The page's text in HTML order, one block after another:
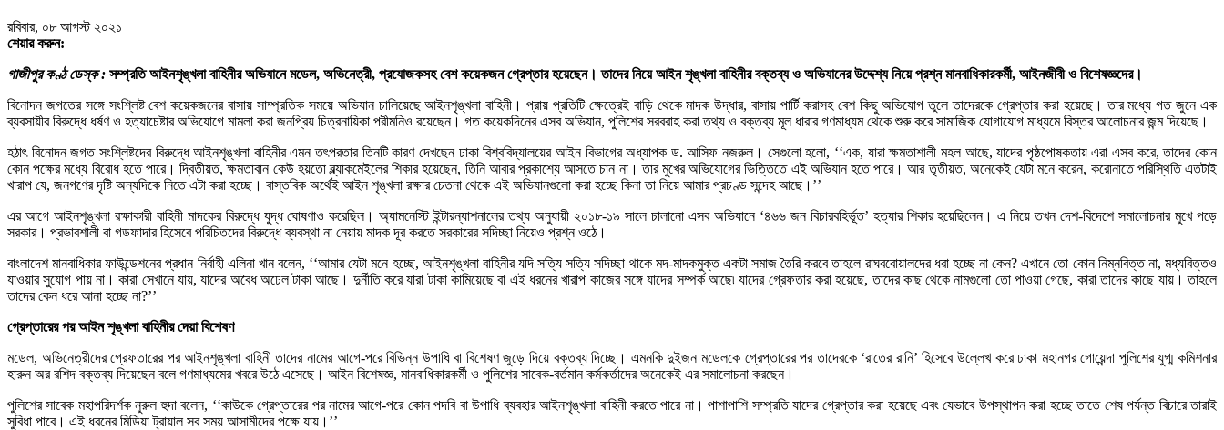
রবিবার, ০৮ আগস্ট ২০২১
শেয়ার করুন:
গাজীপুর কণ্ঠ ডেস্ক : সম্প্রতি আইনশৃঙ্খলা বাহিনীর অভিযানে মডেল, অভিনেত্রী, প্রযোজকসহ বেশ কয়েকজন গ্রেপ্তার হয়েছেন। তাদের নিয়ে আইন শৃঙ্খলা বাহিনীর বক্তব্য ও অভিযানের উদ্দেশ্য নিয়ে প্রশ্ন মানবাধিকারকর্মী, আইনজীবী ও বিশেষজ্ঞদের।
বিনোদন জগতের সঙ্গে সংশ্লিষ্ট বেশ কয়েকজনের বাসায় সাম্প্রতিক সময়ে অভিযান চালিয়েছে আইনশৃঙ্খলা বাহিনী। প্রায় প্রতিটি ক্ষেত্রেই বাড়ি থেকে মাদক উদ্ধার, বাসায় পার্টি করাসহ বেশ কিছু অভিযোগ তুলে তাদেরকে গ্রেপ্তার করা হয়েছে। তার মধ্যে গত জুনে এক
ব্যবসায়ীর বিরুদ্ধে ধর্ষণ ও হত্যাচেষ্টার অভিযোগে মামলা করা জনপ্রিয় চিত্রনায়িকা পরীমনিও রয়েছেন। গত কয়েকদিনের এসব অভিযান, পুলিশের সরবরাহ করা তথ্য ও বক্তব্য মূল ধারার গণমাধ্যম থেকে শুরু করে সামাজিক যোগাযোগ মাধ্যমে বিস্তর আলোচনার জন্ম দিয়েছে।
হঠাৎ বিনোদন জগত সংশ্লিষ্টদের বিরুদ্ধে আইনশৃঙ্খলা বাহিনীর এমন তৎপরতার তিনটি কারণ দেখছেন ঢাকা বিশ্ববিদ্যালয়ের আইন বিভাগের অধ্যাপক ড. আসিফ নজরুল। সেগুলো হলো, ‘‘এক, যারা ক্ষমতাশালী মহল আছে, যাদের পৃষ্ঠপোষকতায় এরা এসব করে, তাদের কোন
কোন পক্ষের মধ্যে বিরোধ হতে পারে। দ্বিতীয়ত, ক্ষমতাবান কেউ হয়তো ব্ল্যাকমেইলের শিকার হয়েছেন, তিনি আবার প্রকাশ্যে আসতে চান না। তার মুখের অভিযোগের ভিত্তিতে এই অভিযান হতে পারে। আর তৃতীয়ত, অনেকেই যেটা মনে করেন, করোনাতে পরিস্থিতি এতটাই
খারাপ যে, জনগণের দৃষ্টি অন্যদিকে নিতে এটা করা হচ্ছে। বাস্তবিক অর্থেই আইন শৃঙ্খলা রক্ষার চেতনা থেকে এই অভিযানগুলো করা হচ্ছে কিনা তা নিয়ে আমার প্রচণ্ড সন্দেহ আছে।’’
এর আগে আইনশৃঙ্খলা রক্ষাকারী বাহিনী মাদকের বিরুদ্ধে যুদ্ধ ঘোষণাও করেছিল। অ্যামনেস্টি ইন্টারন্যাশনালের তথ্য অনুযায়ী ২০১৮-১৯ সালে চালানো এসব অভিযানে ‘৪৬৬ জন বিচারবহির্ভূত’ হত্যার শিকার হয়েছিলেন। এ নিয়ে তখন দেশ-বিদেশে সমালোচনার মুখে পড়ে
সরকার। প্রভাবশালী বা গডফাদার হিসেবে পরিচিতদের বিরুদ্ধে ব্যবস্থা না নেয়ায় মাদক দূর করতে সরকারের সদিচ্ছা নিয়েও প্রশ্ন ওঠে।
বাংলাদেশ মানবাধিকার ফাউন্ডেশনের প্রধান নির্বাহী এলিনা খান বলেন, ‘‘আমার যেটা মনে হচ্ছে, আইনশৃঙ্খলা বাহিনীর যদি সত্যি সত্যি সদিচ্ছা থাকে মদ-মাদকমুক্ত একটা সমাজ তৈরি করবে তাহলে রাঘববোয়ালদের ধরা হচ্ছে না কেন? এখানে তো কোন নিম্নবিত্ত না, মধ্যবিত্তও
যাওয়ার সুযোগ পায় না। কারা সেখানে যায়, যাদের অবৈধ অঢেল টাকা আছে। দুর্নীতি করে যারা টাকা কামিয়েছে বা এই ধরনের খারাপ কাজের সঙ্গে যাদের সম্পর্ক আছে৷ যাদের গ্রেফতার করা হয়েছে, তাদের কাছ থেকে নামগুলো তো পাওয়া গেছে, কারা তাদের কাছে যায়। তাহলে
তাদের কেন ধরে আনা হচ্ছে না?’’
গ্রেপ্তারের পর আইন শৃঙ্খলা বাহিনীর দেয়া বিশেষণ
মডেল, অভিনেত্রীদের গ্রেফতারের পর আইনশৃঙ্খলা বাহিনী তাদের নামের আগে-পরে বিভিন্ন উপাধি বা বিশেষণ জুড়ে দিয়ে বক্তব্য দিচ্ছে। এমনকি দুইজন মডেলকে গ্রেপ্তারের পর তাদেরকে ‘রাতের রানি’ হিসেবে উল্লেখ করে ঢাকা মহানগর গোয়েন্দা পুলিশের যুগ্ম কমিশনার
হারুন অর রশিদ বক্তব্য দিয়েছেন বলে গণমাধ্যমের খবরে উঠে এসেছে। আইন বিশেষজ্ঞ, মানবাধিকারকর্মী ও পুলিশের সাবেক-বর্তমান কর্মকর্তাদের অনেকেই এর সমালোচনা করছেন।
পুলিশের সাবেক মহাপরিদর্শক নুরুল হুদা বলেন, ‘‘কাউকে গ্রেপ্তারের পর নামের আগে-পরে কোন পদবি বা উপাধি ব্যবহার আইনশৃঙ্খলা বাহিনী করতে পারে না। পাশাপাশি সম্প্রতি যাদের গ্রেপ্তার করা হয়েছে এবং যেভাবে উপস্থাপন করা হচ্ছে তাতে শেষ পর্যন্ত বিচারে তারাই
সুবিধা পাবে। এই ধরনের মিডিয়া ট্রায়াল সব সময় আসামীদের পক্ষে যায়।’’